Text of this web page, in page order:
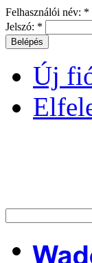
Felhasználói név: *
Jelszó: *
Új